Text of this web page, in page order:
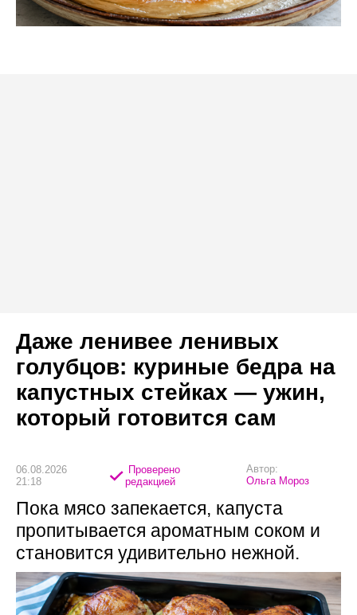
Даже ленивее ленивых
голубцов: куриные бедра на
капустных стейках — ужин,
который готовится сам
06.08.2026
21:18
Проверено
редакцией
Автор:
Ольга Мороз
Пока мясо запекается, капуста
пропитывается ароматным соком и
становится удивительно нежной.